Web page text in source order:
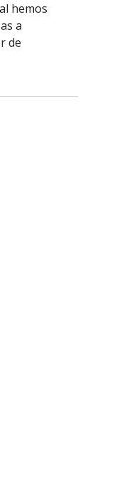
hemos
a
de